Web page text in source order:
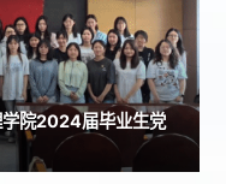
院2024届毕业生党